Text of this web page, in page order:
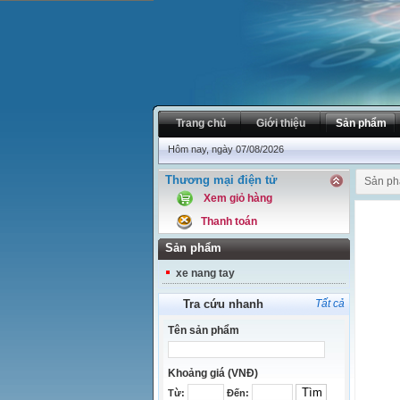
Trang chủ Giới thiệu Sản phẩm
Hôm nay, ngày 07/08/2026
Thương mại điện tử
Xem giỏ hàng
Thanh toán
Sản phẩm
xe nang tay
Tra cứu nhanh Tất cả
Tên sản phẩm
Khoảng giá (VNĐ)
Từ: Đến:
Sản